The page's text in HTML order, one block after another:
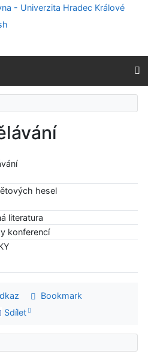
hesel
literatura
konferencí
Bookmark
Sdílet